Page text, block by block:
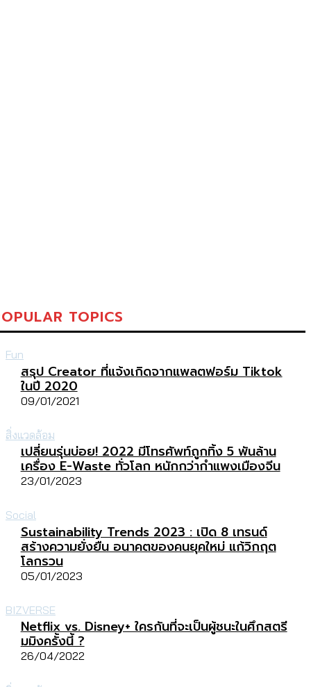
TOPICS
Fun
สรุป Creator ที่แจ้งเกิดจากแพลตฟอร์ม Tiktok
ในปี 2020
09/01/2021
สิ่งแวดล้อม
เปลี่ยนรุ่นบ่อย! 2022 มีโทรศัพท์ถูกทิ้ง 5 พันล้าน
เครื่อง E-Waste ทั่วโลก หนักกว่ากำแพงเมืองจีน
23/01/2023
Social
Sustainability Trends 2023 : เปิด 8 เทรนด์
สร้างความยั่งยืน อนาคตของคนยุคใหม่ แก้วิกฤต
โลกรวน
05/01/2023
BIZVERSE
Netflix vs. Disney+ ใครกันที่จะเป็นผู้ชนะในศึกสตรี
มมิงครั้งนี้ ?
26/04/2022